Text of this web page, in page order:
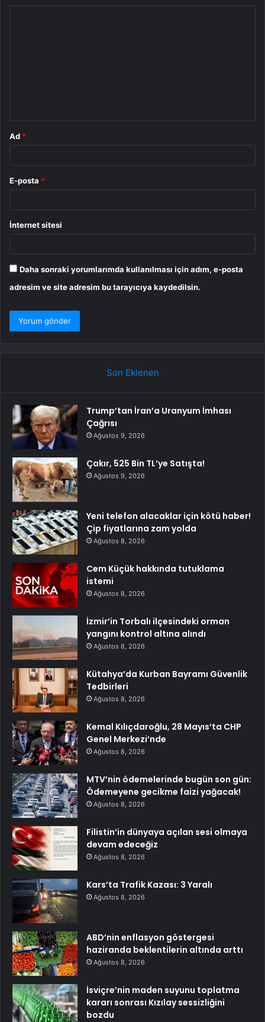
Ad *
E-posta *
İnternet sitesi
Daha sonraki yorumlarımda kullanılması için adım, e-posta
adresim ve site adresim bu tarayıcıya kaydedilsin.
Son Eklenen
Trump’tan İran’a Uranyum İmhası
Çağrısı
Ağustos 9, 2026
Çakır, 525 Bin TL’ye Satışta!
Ağustos 9, 2026
Yeni telefon alacaklar için kötü haber!
Çip fiyatlarına zam yolda
Ağustos 8, 2026
Cem Küçük hakkında tutuklama
istemi
Ağustos 8, 2026
İzmir’in Torbalı ilçesindeki orman
yangını kontrol altına alındı
Ağustos 8, 2026
Kütahya’da Kurban Bayramı Güvenlik
Tedbirleri
Ağustos 8, 2026
Kemal Kılıçdaroğlu, 28 Mayıs’ta CHP
Genel Merkezi’nde
Ağustos 8, 2026
MTV’nin ödemelerinde bugün son gün:
Ödemeyene gecikme faizi yağacak!
Ağustos 8, 2026
Filistin’in dünyaya açılan sesi olmaya
devam edeceğiz
Ağustos 8, 2026
Kars’ta Trafik Kazası: 3 Yaralı
Ağustos 8, 2026
ABD’nin enflasyon göstergesi
haziranda beklentilerin altında arttı
Ağustos 8, 2026
İsviçre’nin maden suyunu toplatma
kararı sonrası Kızılay sessizliğini
bozdu